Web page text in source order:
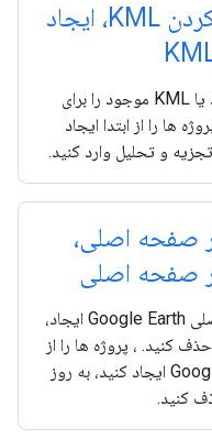
ایجاد پروژه و وارد کردن KML، ایجاد
پروژه ها را از ابتدا ایجاد کنید یا KML موجود را برای
ها را از ابتدا ایجاد
صفحه اصلی،
صفحه اصلی
پروژه‌ها را از طریق صفحه اصلی Google Earth ایجاد،
کنید. ، پروژه ها را از
طریق صفحه اصلی Google Earth ایجاد کنید، به روز
کنید.